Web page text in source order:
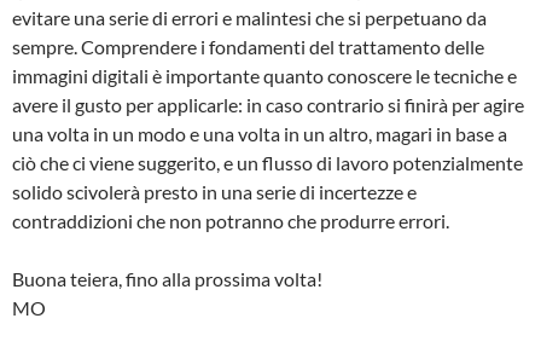
evitare una serie di errori e malintesi che si perpetuano da
sempre. Comprendere i fondamenti del trattamento delle
immagini digitali è importante quanto conoscere le tecniche e
avere il gusto per applicarle: in caso contrario si finirà per agire
una volta in un modo e una volta in un altro, magari in base a
ciò che ci viene suggerito, e un flusso di lavoro potenzialmente
solido scivolerà presto in una serie di incertezze e
contraddizioni che non potranno che produrre errori.
Buona teiera, fino alla prossima volta!
MO